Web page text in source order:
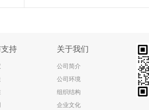
持 关于我们
公司简介
公司环境
组织结构
企业文化